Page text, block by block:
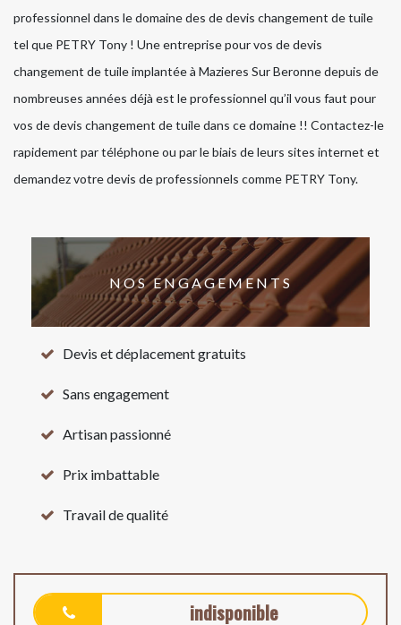
professionnel dans le domaine des de devis changement de tuile
tel que PETRY Tony ! Une entreprise pour vos de devis
changement de tuile implantée à Mazieres Sur Beronne depuis de
nombreuses années déjà est le professionnel qu’il vous faut pour
vos de devis changement de tuile dans ce domaine !! Contactez-le
rapidement par téléphone ou par le biais de leurs sites internet et
demandez votre devis de professionnels comme PETRY Tony.
NOS ENGAGEMENTS
Devis et déplacement gratuits
Sans engagement
Artisan passionné
Prix imbattable
Travail de qualité
indisponible